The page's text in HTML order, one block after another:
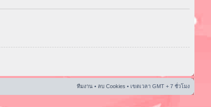
ทีมงาน • ลบ Cookies • เขตเวลา GMT + 7 ชั่วโมง